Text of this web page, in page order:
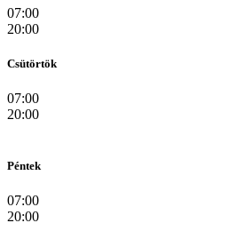
07:00
20:00
Csütörtök
07:00
20:00
Péntek
07:00
20:00